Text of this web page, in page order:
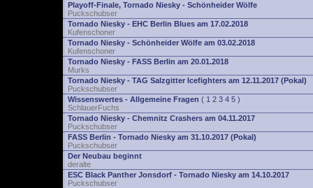
Playoff-Finale, Tornado Niesky - Schönheider Wölfe
Puckschubser
Tornado Niesky - EHC Berlin Blues am 17.02.2018
Kufenschoner
Tornado Niesky - Schönheider Wölfe am 03.02.2018
Kufenschoner
Tornado Niesky - FASS Berlin am 20.01.2018
Murks
Tornado Niesky - TAG Salzgitter Icefighters am 12.11.2017 (Pokal)
Puckschubser
Wissenswertes - Allgemeine Fragen ( 1 2 3 4 5 )
SchlauerFuchs
Tornado Niesky - Chemnitz Crashers am 04.11.2017
Puckschubser
FASS Berlin - Tornado Niesky am 31.10.2017 (Pokal)
Puckschubser
Der Neubau beginnt
deralte
ESC Black Panther Jonsdorf - Tornado Niesky am 14.10.2017
Puckschubser